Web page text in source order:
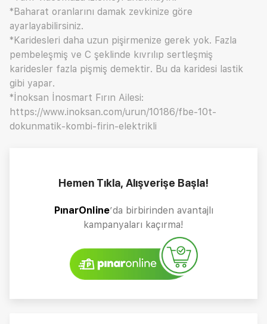
*Baharat oranlarını damak zevkinize göre
ayarlayabilirsiniz.
*Karidesleri daha uzun pişirmenize gerek yok. Fazla
pembeleşmiş ve C şeklinde kıvrılıp sertleşmiş
karidesler fazla pişmiş demektir. Bu da karidesi lastik
gibi yapar.
*İnoksan İnosmart Fırın Ailesi:
https://www.inoksan.com/urun/10186/fbe-10t-
dokunmatik-kombi-firin-elektrikli
Hemen Tıkla, Alışverişe Başla!
PınarOnline’da birbirinden avantajlı
kampanyaları kaçırma!